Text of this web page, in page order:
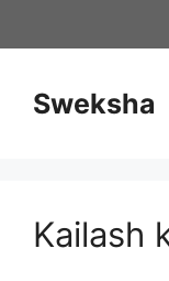
Sweksha
Kailash